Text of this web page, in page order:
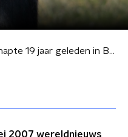
Gorilla Bokito ontsnapte 19 jaar geleden in Blijdorp, ooggetuige Arvid Hendriks stond oog in oog met hem
2007 wereldnieuws